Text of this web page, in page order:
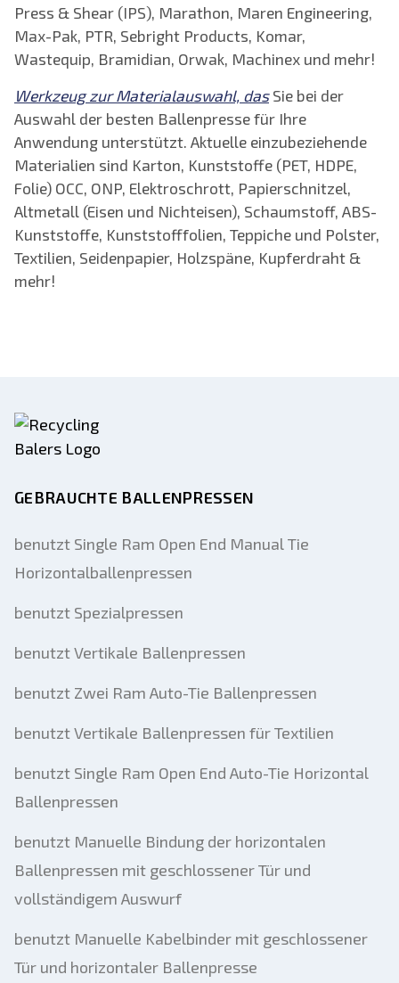
Press & Shear (IPS), Marathon, Maren Engineering,
Max-Pak, PTR, Sebright Products, Komar,
Wastequip, Bramidian, Orwak, Machinex und mehr!
Werkzeug zur Materialauswahl, dasSie bei der
Auswahl der besten Ballenpresse für Ihre
Anwendung unterstützt. Aktuelle einzubeziehende
Materialien sind Karton, Kunststoffe (PET, HDPE,
Folie) OCC, ONP, Elektroschrott, Papierschnitzel,
Altmetall (Eisen und Nichteisen), Schaumstoff, ABS-
Kunststoffe, Kunststofffolien, Teppiche und Polster,
Textilien, Seidenpapier, Holzspäne, Kupferdraht &
mehr!
GEBRAUCHTE BALLENPRESSEN
benutzt Single Ram Open End Manual Tie
Horizontalballenpressen
benutzt Spezialpressen
benutzt Vertikale Ballenpressen
benutzt Zwei Ram Auto-Tie Ballenpressen
benutzt Vertikale Ballenpressen für Textilien
benutzt Single Ram Open End Auto-Tie Horizontal
Ballenpressen
benutzt Manuelle Bindung der horizontalen
Ballenpressen mit geschlossener Tür und
vollständigem Auswurf
benutzt Manuelle Kabelbinder mit geschlossener
Tür und horizontaler Ballenpresse